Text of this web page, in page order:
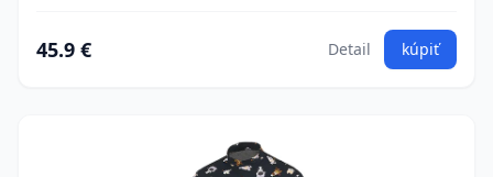
45.9 € Detail kúpiť